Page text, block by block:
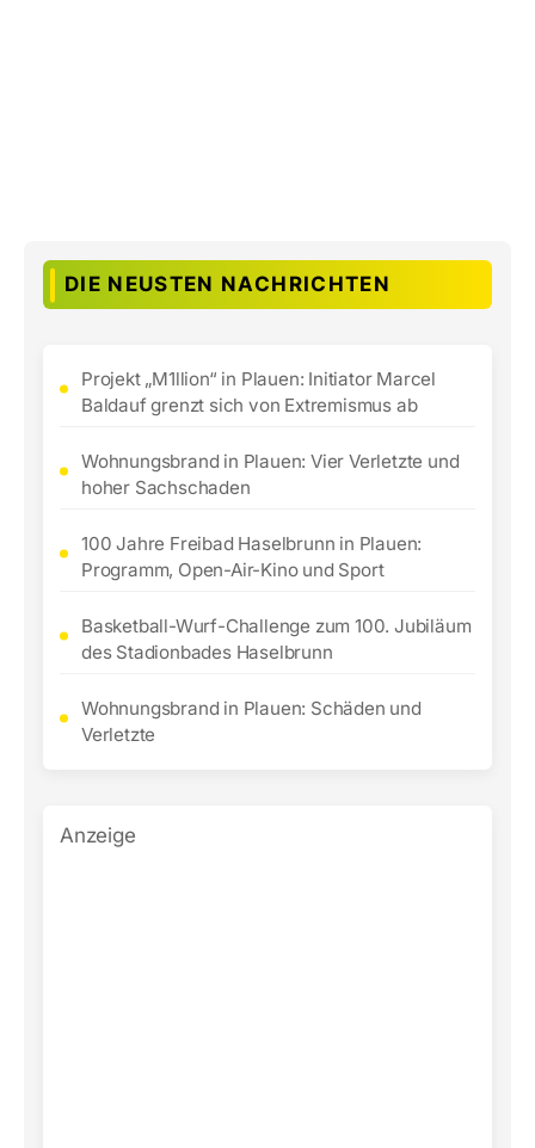
DIE NEUSTEN NACHRICHTEN
Projekt „M1llion“ in Plauen: Initiator Marcel
Baldauf grenzt sich von Extremismus ab
Wohnungsbrand in Plauen: Vier Verletzte und
hoher Sachschaden
100 Jahre Freibad Haselbrunn in Plauen:
Programm, Open-Air-Kino und Sport
Basketball-Wurf-Challenge zum 100. Jubiläum
des Stadionbades Haselbrunn
Wohnungsbrand in Plauen: Schäden und
Verletzte
Anzeige